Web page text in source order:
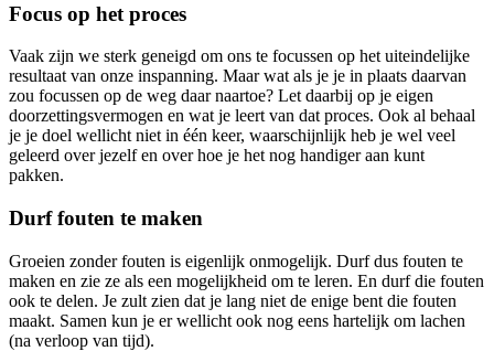
Focus op het proces
Vaak zijn we sterk geneigd om ons te focussen op het uiteindelijke
resultaat van onze inspanning. Maar wat als je je in plaats daarvan
zou focussen op de weg daar naartoe? Let daarbij op je eigen
doorzettingsvermogen en wat je leert van dat proces. Ook al behaal
je je doel wellicht niet in één keer, waarschijnlijk heb je wel veel
geleerd over jezelf en over hoe je het nog handiger aan kunt
pakken.
Durf fouten te maken
Groeien zonder fouten is eigenlijk onmogelijk. Durf dus fouten te
maken en zie ze als een mogelijkheid om te leren. En durf die fouten
ook te delen. Je zult zien dat je lang niet de enige bent die fouten
maakt. Samen kun je er wellicht ook nog eens hartelijk om lachen
(na verloop van tijd).